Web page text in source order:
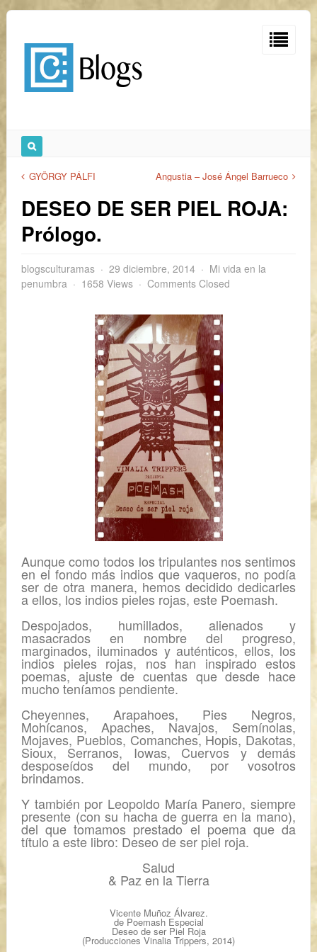
GYÖRGY PÁLFI Angustia – José Ángel Barrueco
DESEO DE SER PIEL ROJA:
Prólogo.
blogsculturamas 29 diciembre, 2014
Mi vida en la
penumbra
1658 Views Comments Closed
Aunque como todos los tripulantes nos sentimos
en el fondo más indios que vaqueros, no podía
ser de otra manera, hemos decidido dedicarles
a ellos, los indios pieles rojas, este Poemash.
Despojados, humillados, alienados y
masacrados en nombre del progreso,
marginados, iluminados y auténticos, ellos, los
indios pieles rojas, nos han inspirado estos
poemas, ajuste de cuentas que desde hace
mucho teníamos pendiente.
Cheyennes, Arapahoes, Pies Negros,
Mohícanos, Apaches, Navajos, Semínolas,
Mojaves, Pueblos, Comanches, Hopis, Dakotas,
Sioux, Serranos, Iowas, Cuervos y demás
desposeídos del mundo, por vosotros
brindamos.
Y también por Leopoldo María Panero, siempre
presente (con su hacha de guerra en la mano),
del que tomamos prestado el poema que da
título a este libro: Deseo de ser piel roja.
Salud
& Paz en la Tierra
Vicente Muñoz Álvarez.
de Poemash Especial
Deseo de ser Piel Roja
(Producciones Vinalia Trippers, 2014)